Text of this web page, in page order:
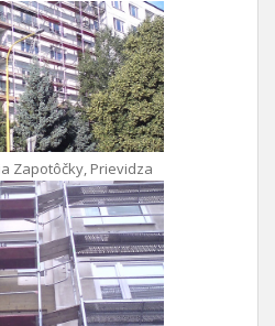
Zapotôčky, Prievidza